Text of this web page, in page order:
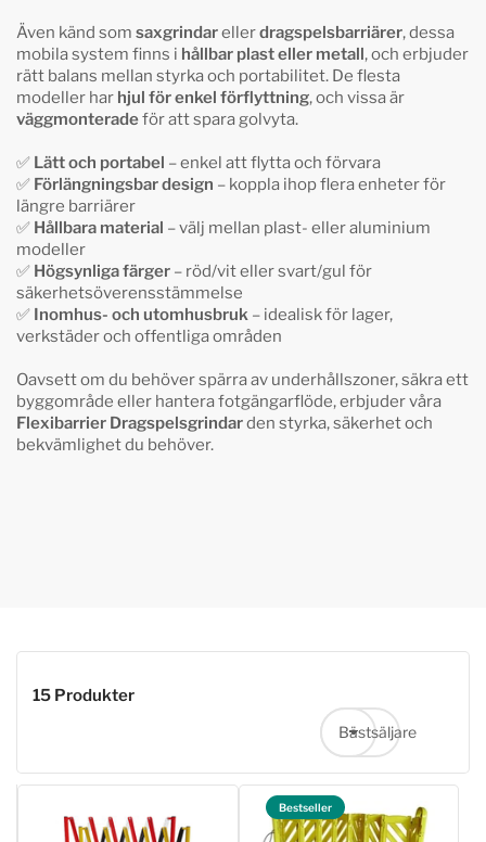
Även känd som saxgrindarellerdragspelsbarriärer, dessa
mobila system finns i hållbar plast eller metall, och erbjuder
rätt balans mellan styrka och portabilitet. De flesta
modeller har hjul för enkel förflyttning, och vissa är
väggmonteradeför att spara golvyta.
✅ Lätt och portabel – enkel att flytta och förvara
✅ Förlängningsbar design – koppla ihop flera enheter för
längre barriärer
✅ Hållbara material – välj mellan plast- eller aluminium
modeller
✅ Högsynliga färger – röd/vit eller svart/gul för
säkerhetsöverensstämmelse
✅ Inomhus- och utomhusbruk – idealisk för lager,
verkstäder och offentliga områden
Oavsett om du behöver spärra av underhållszoner, säkra ett
byggområde eller hantera fotgängarflöde, erbjuder våra
Flexibarrier Dragspelsgrindarden styrka, säkerhet och
bekvämlighet du behöver.
Sortera efter:
Bästsäljare
15 Produkter
Bestseller